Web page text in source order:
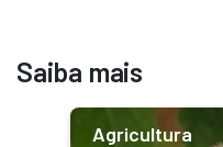
Saiba mais
Agricultura